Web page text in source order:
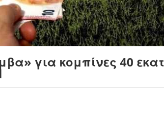
για κομπίνες 40 εκατ